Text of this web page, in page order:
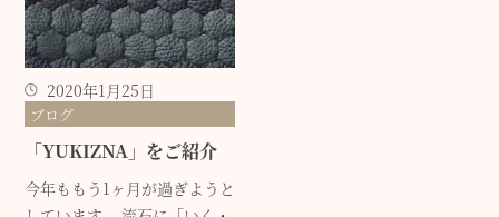
2020年1月25日
ブログ
「YUKIZNA」をご紹介
今年ももう1ヶ月が過ぎようと